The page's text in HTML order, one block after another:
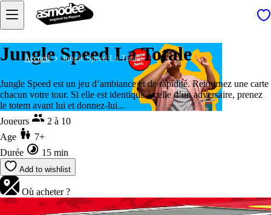
Accueil Jungle Speed La Totale
Jungle Speed La Totale
Jungle Speed est un jeu d’ambiance et de rapidité. Retournez une carte
chacun votre tour. Si elle est identique à celle d’un adversaire, prenez
le totem avant lui et donnez-lui...
Joueurs
2 à 10
Age
7+
Durée
15 min
Add to wishlist
Où acheter ?